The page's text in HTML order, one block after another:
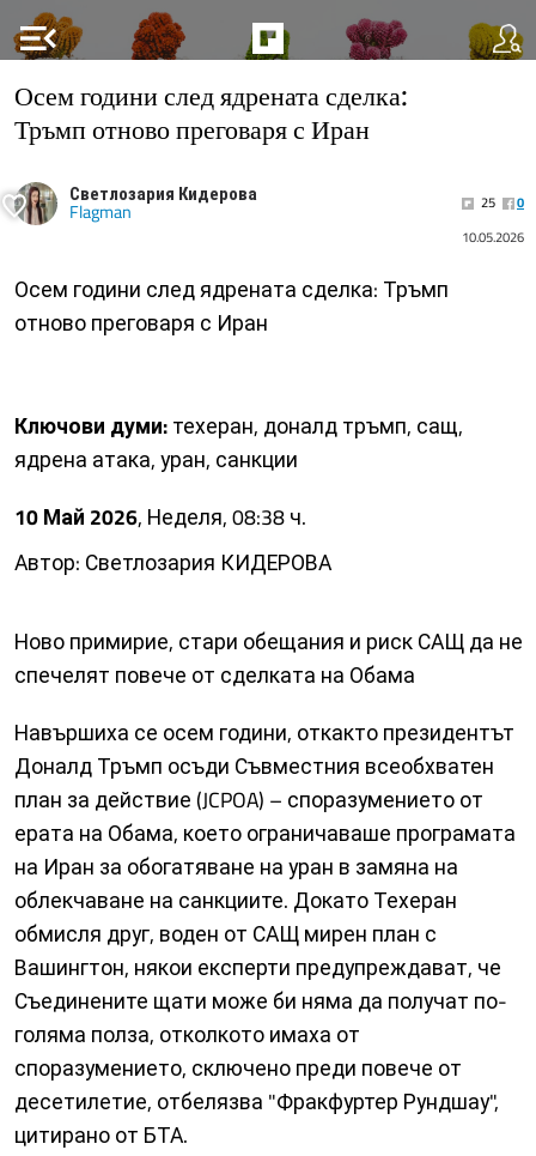
menu_open
Осем години след ядрената сделка:
Тръмп отново преговаря с Иран
Светлозария Кидерова
Flagman 25
0
10.05.2026
Осем години след ядрената сделка: Тръмп
отново преговаря с Иран
Ключови думи:техеран, доналд тръмп, сащ,
ядрена атака, уран, санкции
10 Май 2026, Неделя, 08:38 ч.
Автор: Светлозария КИДЕРОВА
Ново примирие, стари обещания и риск САЩ да не
спечелят повече от сделката на Обама
Навършиха се осем години, откакто президентът
Доналд Тръмп осъди Съвместния всеобхватен
план за действие (JCPOA) – споразумението от
ерата на Обама, което ограничаваше програмата
на Иран за обогатяване на уран в замяна на
облекчаване на санкциите. Докато Техеран
обмисля друг, воден от САЩ мирен план с
Вашингтон, някои експерти предупреждават, че
Съединените щати може би няма да получат по-
голяма полза, отколкото имаха от
споразумението, сключено преди повече от
десетилетие, отбелязва "Фракфуртер Рундшау",
цитирано от БТА.